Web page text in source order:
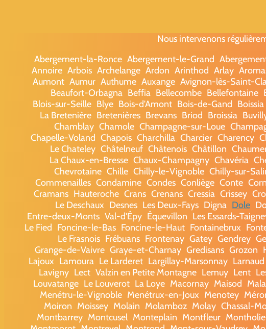
Nous intervenons
Abergement-la-Ronce Abergement-le-Grand
Annoire Arbois Archelange Ardon Arinthod Arlay
Aumont Aumur Authume Auxange Avignon-lès-Saint-
Beaufort-Orbagna Beffia Bellecombe Bellefontaine
Blois-sur-Seille Blye Bois-d'Amont Bois-de-Gand Boissia
La Bretenière Bretenières Brevans Briod Broissia
Chamblay Chamole Champagne-sur-Loue
Chapelle-Voland Chapois Charchilla Charcier Charency
Le Chateley Châtelneuf Châtenois Châtillon
La Chaux-en-Bresse Chaux-Champagny Chavéria
Chevrotaine Chille Chilly-le-Vignoble Chilly-sur-
Commenailles Condamine Condes Conliège Conte
Cramans Hauteroche Crans Crenans Cressia Crissey
Le Deschaux Desnes Les Deux-Fays Digna Dole
Entre-deux-Monts Val-d'Épy Équevillon Les Essards-
Le Fied Foncine-le-Bas Foncine-le-Haut Fontainebrux
Le Frasnois Frébuans Frontenay Gatey Gendrey
Grange-de-Vaivre Graye-et-Charnay Gredisans Grozon
Lajoux Lamoura Le Larderet Largillay-Marsonnay Larnaud
Lavigny Lect Valzin en Petite Montagne Lemuy Lent
Louvatange Le Louverot La Loye Macornay Maisod
Menétru-le-Vignoble Menétrux-en-Joux Menotey
Moiron Moissey Molain Molamboz Molay Chassal-
Montbarrey Montcusel Monteplain Montfleur